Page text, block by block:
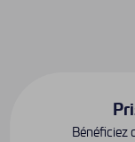
Bénéficiez